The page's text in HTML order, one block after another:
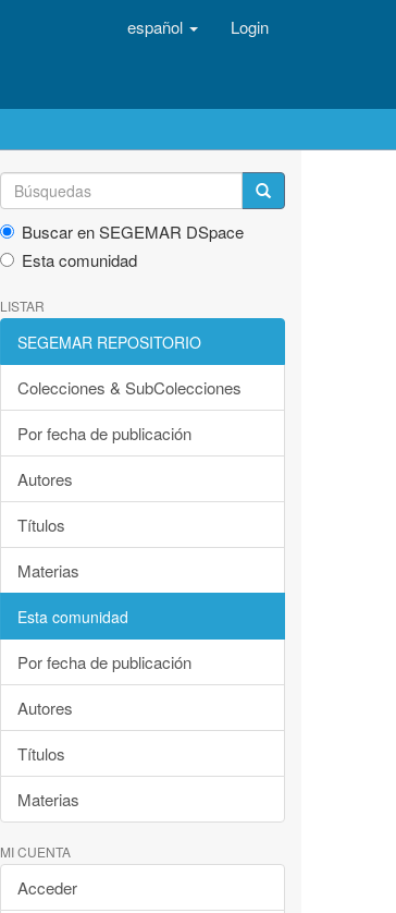
español Login
Buscar en SEGEMAR DSpace
Esta comunidad
LISTAR
SEGEMAR REPOSITORIO
Colecciones & SubColecciones
Por fecha de publicación
Autores
Títulos
Materias
Esta comunidad
Por fecha de publicación
Autores
Títulos
Materias
MI CUENTA
Acceder